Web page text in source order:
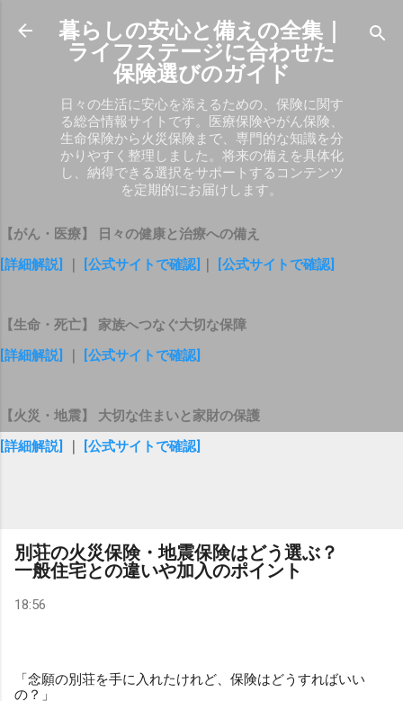
スキップしてメイン コンテンツに移動
暮らしの安心と備えの全集｜
ライフステージに合わせた
保険選びのガイド
日々の生活に安心を添えるための、保険に関す
る総合情報サイトです。医療保険やがん保険、
生命保険から火災保険まで、専門的な知識を分
かりやすく整理しました。将来の備えを具体化
し、納得できる選択をサポートするコンテンツ
を定期的にお届けします。
【がん・医療】 日々の健康と治療への備え
[詳細解説]
[公式サイトで確認] [公式サイトで確認]
【生命・死亡】 家族へつなぐ大切な保障
[詳細解説]
[公式サイトで確認]
【火災・地震】 大切な住まいと家財の保護
[詳細解説]
[公式サイトで確認]
別荘の火災保険・地震保険はどう選ぶ？
一般住宅との違いや加入のポイント
18:56
「念願の別荘を手に入れたけれど、保険はどうすればいい
の？」